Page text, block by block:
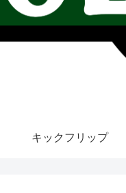
キックフリップ